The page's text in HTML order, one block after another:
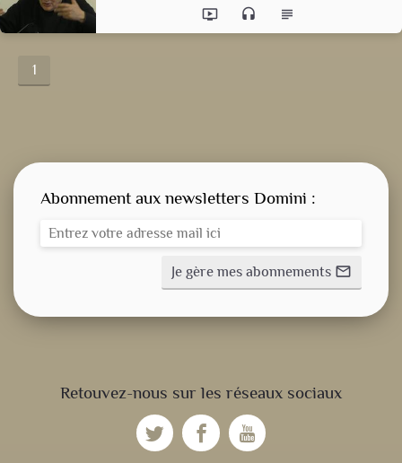
ondemand_video headset subject
1
Retouvez-nous sur les réseaux sociaux
Abonnement aux newsletters Domini :
Je gère mes abonnements mail_outline